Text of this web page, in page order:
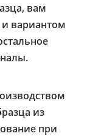
вам
и вариантом
из
при